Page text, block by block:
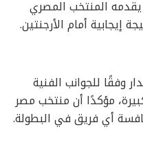
يقدمه المنتخب المصري
إيجابية أمام الأرجنتين.
وفقًا للجوانب الفنية
مؤكدًا أن منتخب مصر
أي فريق في البطولة.